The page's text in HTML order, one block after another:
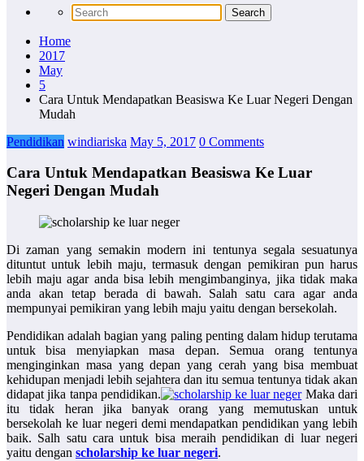
Home
2017
May
5
Cara Untuk Mendapatkan Beasiswa Ke Luar Negeri Dengan
Mudah
Pendidikan windiariska May 5, 2017 0 Comments
Cara Untuk Mendapatkan Beasiswa Ke Luar
Negeri Dengan Mudah
Di zaman yang semakin modern ini tentunya segala sesuatunya
dituntut untuk lebih maju, termasuk dengan pemikiran pun harus
lebih maju agar anda bisa lebih mengimbanginya, jika tidak maka
anda akan tetap berada di bawah. Salah satu cara agar anda
mempunyai pemikiran yang lebih maju yaitu dengan bersekolah.
Pendidikan adalah bagian yang paling penting dalam hidup terutama
untuk bisa menyiapkan masa depan. Semua orang tentunya
menginginkan masa yang depan yang cerah yang bisa membuat
kehidupan menjadi lebih sejahtera dan itu semua tentunya tidak akan
didapat jika tanpa pendidikan.
Maka dari
itu tidak heran jika banyak orang yang memutuskan untuk
bersekolah ke luar negeri demi mendapatkan pendidikan yang lebih
baik. Salh satu cara untuk bisa meraih pendidikan di luar negeri
yaitu dengan scholarship ke luar negeri.